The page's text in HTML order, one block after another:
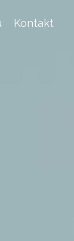
Kontakt